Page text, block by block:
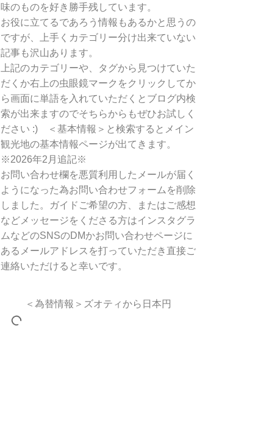
索
味のものを好き勝手残しています。
お役に立てるであろう情報もあるかと思うの
ですが、上手くカテゴリー分け出来ていない
記事も沢山あります。
上記のカテゴリーや、タグから見つけていた
だくか右上の虫眼鏡マークをクリックしてか
ら画面に単語を入れていただくとブログ内検
索が出来ますのでそちらからもぜひお試しく
ださい :) ＜基本情報＞と検索するとメイン
観光地の基本情報ページが出てきます。
※2026年2月追記※
お問い合わせ欄を悪質利用したメールが届く
ようになった為お問い合わせフォームを削除
しました。ガイドご希望の方、またはご感想
などメッセージをくださる方はインスタグラ
ムなどのSNSのDMかお問い合わせページに
あるメールアドレスを打っていただき直接ご
連絡いただけると幸いです。
＜為替情報＞ズオティから日本円